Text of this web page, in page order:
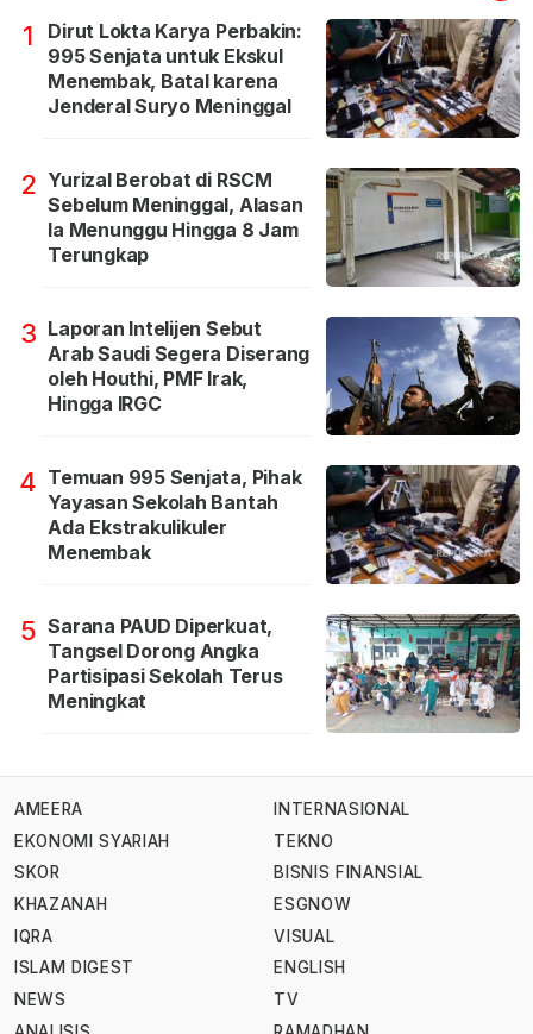
1
Dirut Lokta Karya Perbakin:
995 Senjata untuk Ekskul
Menembak, Batal karena
Jenderal Suryo Meninggal
2 Yurizal Berobat di RSCM
Sebelum Meninggal, Alasan
Ia Menunggu Hingga 8 Jam
Terungkap
3 Laporan Intelijen Sebut
Arab Saudi Segera Diserang
oleh Houthi, PMF Irak,
Hingga IRGC
4 Temuan 995 Senjata, Pihak
Yayasan Sekolah Bantah
Ada Ekstrakulikuler
Menembak
5 Sarana PAUD Diperkuat,
Tangsel Dorong Angka
Partisipasi Sekolah Terus
Meningkat
AMEERA
EKONOMI SYARIAH
SKOR
KHAZANAH
IQRA
ISLAM DIGEST
NEWS
INTERNASIONAL
TEKNO
BISNIS FINANSIAL
ESGNOW
VISUAL
ENGLISH
TV